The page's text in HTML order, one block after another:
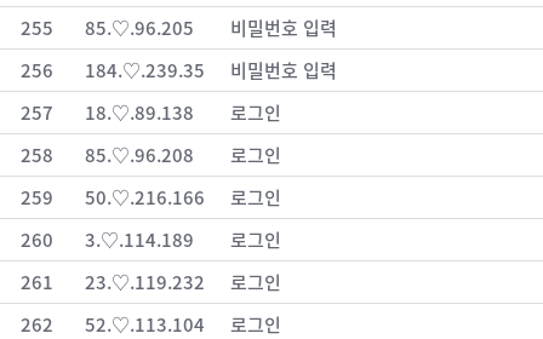
255
85.♡.96.205
비밀번호 입력
256
184.♡.239.35
비밀번호 입력
257
18.♡.89.138
로그인
258
85.♡.96.208
로그인
259
50.♡.216.166
로그인
260
3.♡.114.189
로그인
261
23.♡.119.232
로그인
262
52.♡.113.104
로그인